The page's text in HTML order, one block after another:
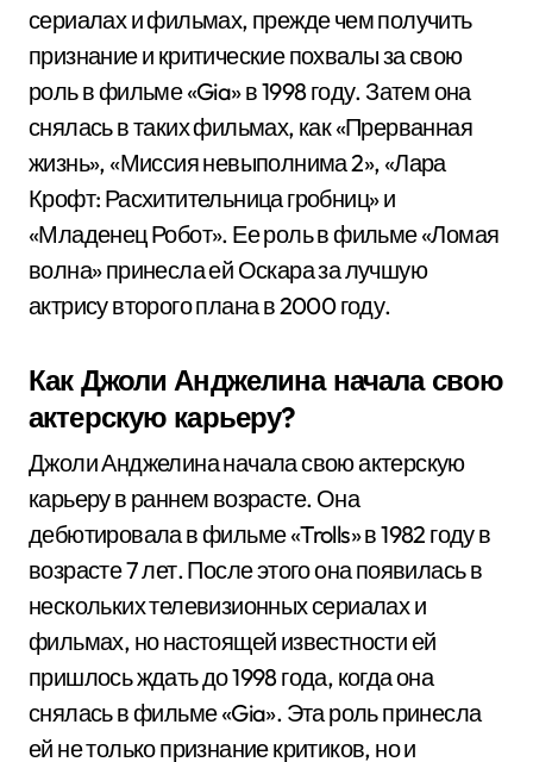
сериалах и фильмах, прежде чем получить
признание и критические похвалы за свою
роль в фильме «Gia» в 1998 году. Затем она
снялась в таких фильмах, как «Прерванная
жизнь», «Миссия невыполнима 2», «Лара
Крофт: Расхитительница гробниц» и
«Младенец Робот». Ее роль в фильме «Ломая
волна» принесла ей Оскара за лучшую
актрису второго плана в 2000 году.
Как Джоли Анджелина начала свою
актерскую карьеру?
Джоли Анджелина начала свою актерскую
карьеру в раннем возрасте. Она
дебютировала в фильме «Trolls» в 1982 году в
возрасте 7 лет. После этого она появилась в
нескольких телевизионных сериалах и
фильмах, но настоящей известности ей
пришлось ждать до 1998 года, когда она
снялась в фильме «Gia». Эта роль принесла
ей не только признание критиков, но и